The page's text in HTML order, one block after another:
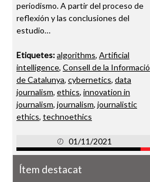
periodismo. A partir del proceso de
reflexión y las conclusiones del
estudio…
Etiquetes:algorithms, Artificial
intelligence, Consell de la Informació
de Catalunya, cybernetics, data
journalism, ethics, innovation in
journalism, journalism, journalistic
ethics, technoethics
01/11/2021
Ítem destacat